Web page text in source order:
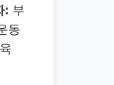
: 부
동